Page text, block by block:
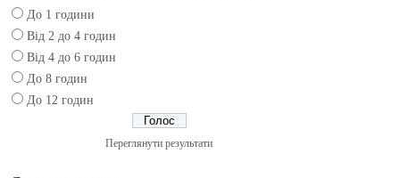
До 1 години
Від 2 до 4 годин
Від 4 до 6 годин
До 8 годин
До 12 годин
Переглянути результати